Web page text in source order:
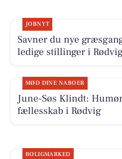
JOBNYT
Savner du nye
ledige stillinger i
MØD DINE NABOER
June-Søs Klindt:
fællesskab i Rødvig
BOLIGMARKED